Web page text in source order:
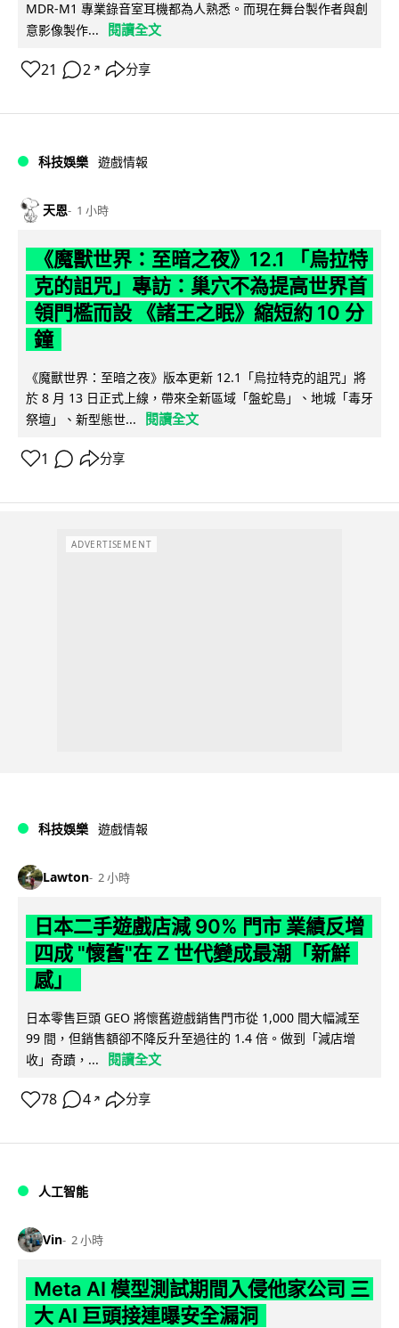
MDR-M1 專業錄音室耳機都為人熟悉。而現在舞台製作者與創
意影像製作...
閱讀全文
21 2 ↗ 分享
科技娛樂 遊戲情報
天恩 1 小時
《魔獸世界：至暗之夜》12.1 「烏拉特
克的詛咒」專訪：巢穴不為提高世界首
領門檻而設 《諸王之眠》縮短約 10 分
鐘
《魔獸世界：至暗之夜》版本更新 12.1「烏拉特克的詛咒」將
於 8 月 13 日正式上線，帶來全新區域「盤蛇島」、地城「毒牙
祭壇」、新型態世...
閱讀全文
1 分享
ADVERTISEMENT
科技娛樂 遊戲情報
Lawton 2 小時
日本二手遊戲店減 90% 門市 業績反增
四成 "懷舊"在 Z 世代變成最潮「新鮮
感」
日本零售巨頭 GEO 將懷舊遊戲銷售門市從 1,000 間大幅減至
99 間，但銷售額卻不降反升至過往的 1.4 倍。做到「減店增
收」奇蹟，...
閱讀全文
78 4 ↗ 分享
人工智能
Vin 2 小時
Meta AI 模型測試期間入侵他家公司 三
大 AI 巨頭接連曝安全漏洞